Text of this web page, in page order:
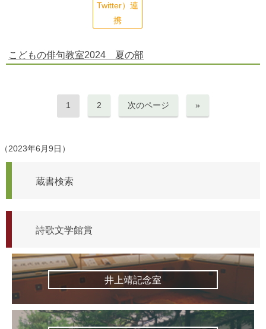
Twitter）連
携
こどもの俳句教室2024 夏の部
1 2 次のページ »
（2023年6月9日）
蔵書検索
詩歌文学館賞
井上靖記念室